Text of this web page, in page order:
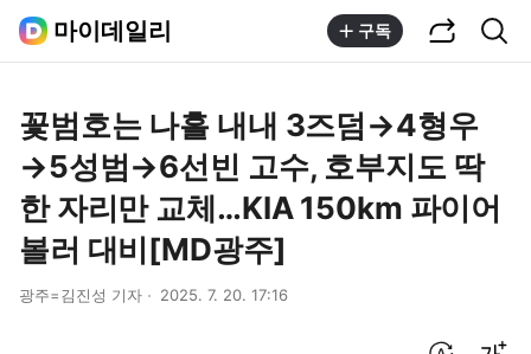
마이데일리 구독
꽃범호는 나흘 내내 3즈덤→4형우
→5성범→6선빈 고수, 호부지도 딱
한 자리만 교체…KIA 150km 파이어
볼러 대비[MD광주]
광주=김진성 기자 2025. 7. 20. 17:16